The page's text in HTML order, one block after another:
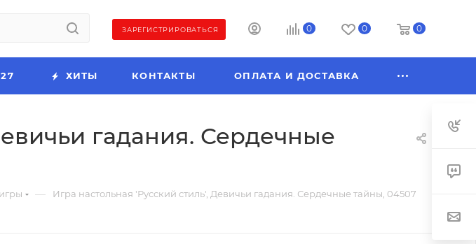
ЗАРЕГИСТРИРОВАТЬСЯ 0 0 0
ХИТЫ КОНТАКТЫ ОПЛАТА И ДОСТАВКА
гадания. Сердечные
— Игра настольная 'Русский стиль', Девичьи гадания. Сердечные тайны, 04507